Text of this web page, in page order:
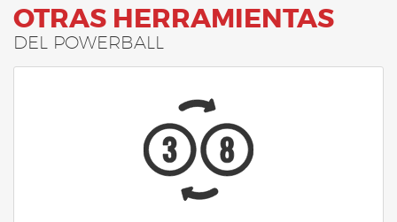
OTRAS HERRAMIENTAS
DEL POWERBALL